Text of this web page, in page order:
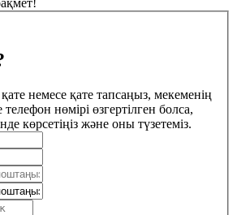
немесе қате тапсаңыз, мекеменің
нөмірі өзгертілген болса,
көрсетіңіз және оны түзетеміз.